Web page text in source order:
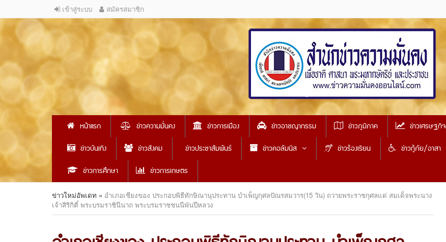
เข้าสู่ระบบ สมัครสมาชิก
หน้าแรก ข่าวความมั่นคง ข่าวการเมือง ข่าวอาชญากรรม ข่าวภูมิภาค ข่าวเศรษฐกิจ
ข่าวบันเทิง
ข่าวสังคม ข่าวประชาสัมพันธ์ ข่าวคอลัมนิส ข่าวร้องเรียน ข่าวกู้ภัย/อาสา
ข่าวการศึกษา
ข่าวการเกษตร
ข่าวใหม่อัพเดท » อำเภอเชียงของ ประกอบพิธีทักษิณานุประทาน บำเพ็ญกุศลปัณรสมวาร(15 วัน) ถวายพระราชกุศลแด่ สมเด็จพระนาง
เจ้าสิริกิติ์ พระบรมราชินีนาถ พระบรมราชชนนีพันปีหลวง